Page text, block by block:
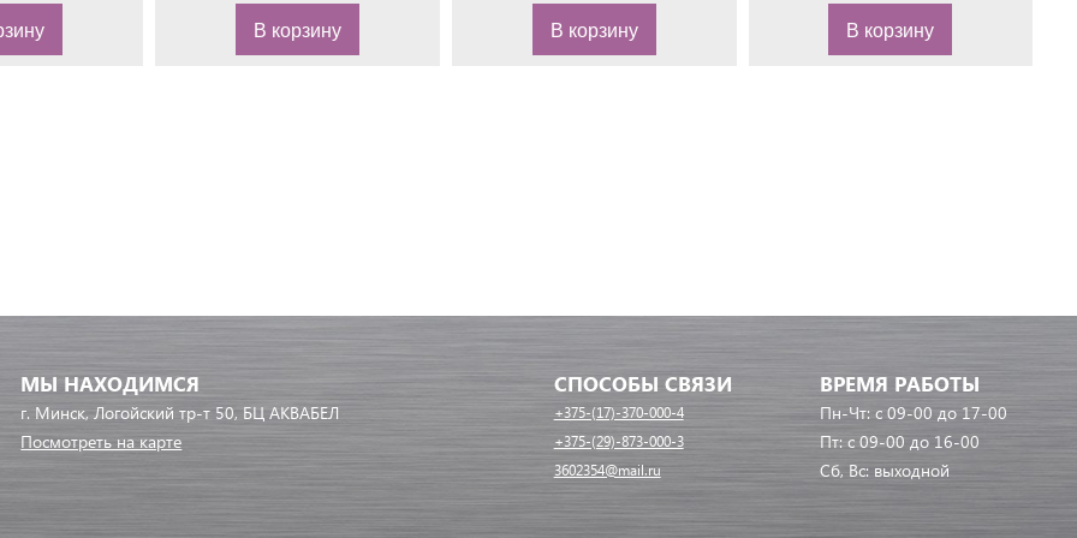
В корзину В корзину В корзину
МЫ НАХОДИМСЯ
г. Минск, Логойский тр-т 50, БЦ АКВАБЕЛ
Посмотреть на карте
СПОСОБЫ СВЯЗИ
+375-(17)-370-000-4
+375-(29)-873-000-3
3602354@mail.ru
ВРЕМЯ РАБОТЫ
Пн-Чт: с 09-00 до 17-00
Пт: с 09-00 до 16-00
Сб, Вс: выходной